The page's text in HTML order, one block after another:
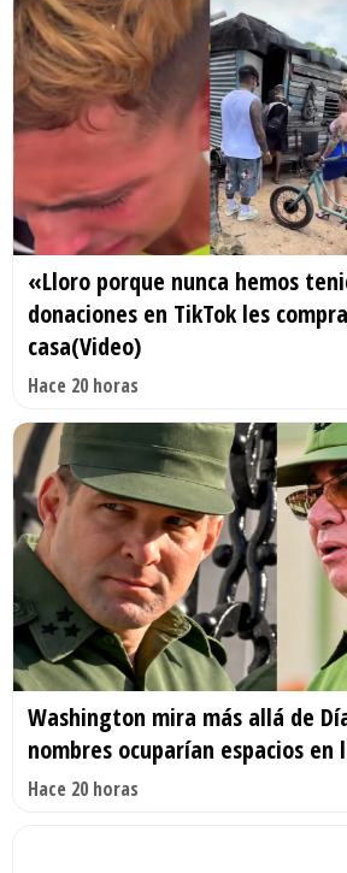
«Lloro porque nunca hemos
donaciones en TikTok les
casa(Video)
Hace 20 horas
Washington mira más allá de
nombres ocuparían espacios en
Hace 20 horas